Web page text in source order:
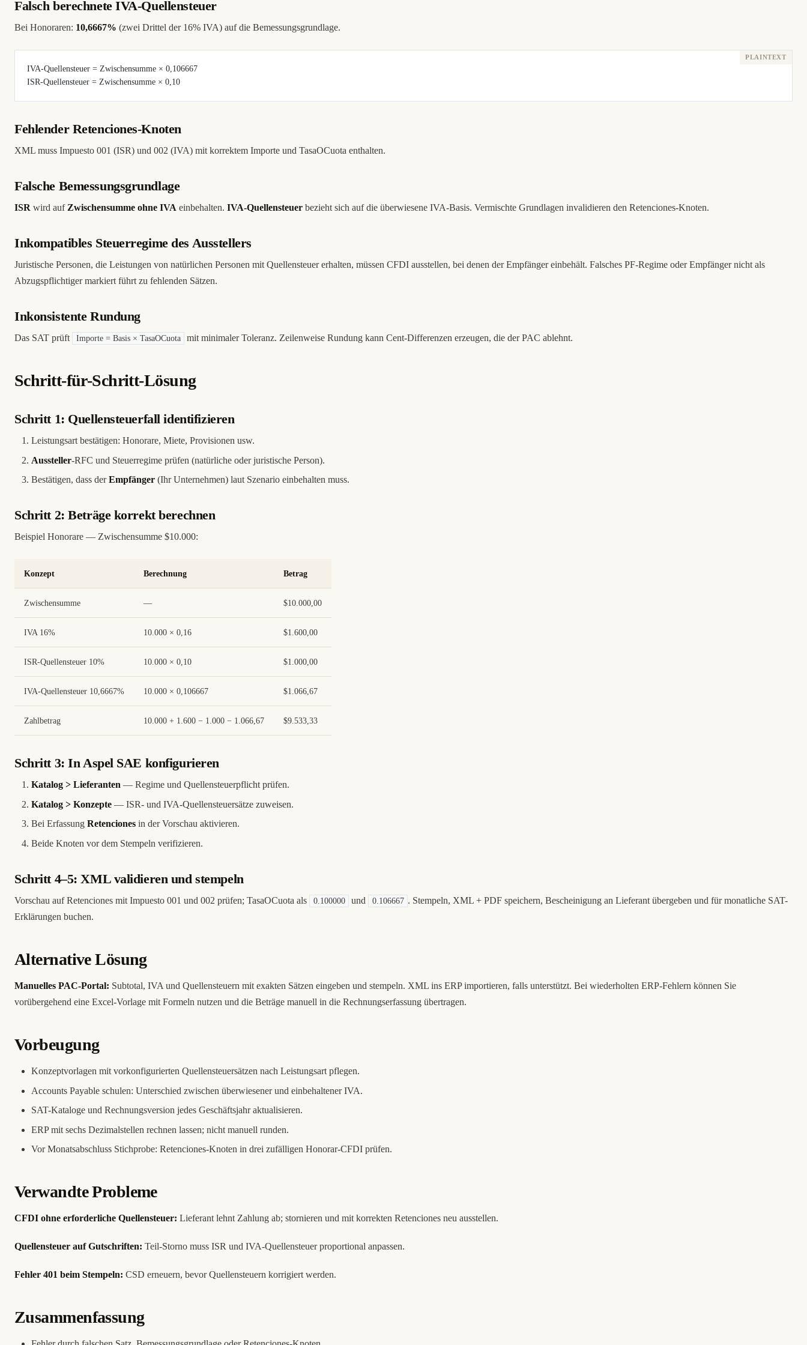
Falsch berechnete IVA-Quellensteuer
Bei Honoraren: 10,6667% (zwei Drittel der 16% IVA) auf die Bemessungsgrundlage.
IVA-Quellensteuer = Zwischensumme × 0,106667
ISR-Quellensteuer = Zwischensumme × 0,10
Fehlender Retenciones-Knoten
XML muss Impuesto 001 (ISR) und 002 (IVA) mit korrektem Importe und TasaOCuota enthalten.
Falsche Bemessungsgrundlage
ISR wird auf Zwischensumme ohne IVA einbehalten. IVA-Quellensteuer bezieht sich auf die überwiesene IVA-Basis. Vermischte Grundlagen invalidieren den Retenciones-Knoten.
Inkompatibles Steuerregime des Ausstellers
Juristische Personen, die Leistungen von natürlichen Personen mit Quellensteuer erhalten, müssen CFDI ausstellen, bei denen der Empfänger einbehält. Falsches PF-Regime oder Empfänger nicht als
Abzugspflichtiger markiert führt zu fehlenden Sätzen.
Inkonsistente Rundung
Das SAT prüft Importe = Basis × TasaOCuota mit minimaler Toleranz. Zeilenweise Rundung kann Cent-Differenzen erzeugen, die der PAC ablehnt.
Schritt-für-Schritt-Lösung
Schritt 1: Quellensteuerfall identifizieren
Leistungsart bestätigen: Honorare, Miete, Provisionen usw.
Aussteller-RFC und Steuerregime prüfen (natürliche oder juristische Person).
Bestätigen, dass derEmpfänger (Ihr Unternehmen) laut Szenario einbehalten muss.
Schritt 2: Beträge korrekt berechnen
Beispiel Honorare — Zwischensumme $10.000:
Konzept Berechnung Betrag
Zwischensumme — $10.000,00
IVA 16% 10.000 × 0,16 $1.600,00
ISR-Quellensteuer 10% 10.000 × 0,10 $1.000,00
IVA-Quellensteuer 10,6667% 10.000 × 0,106667 $1.066,67
Zahlbetrag 10.000 + 1.600 − 1.000 − 1.066,67 $9.533,33
Schritt 3: In Aspel SAE konfigurieren
Katalog > Lieferanten — Regime und Quellensteuerpflicht prüfen.
Katalog > Konzepte — ISR- und IVA-Quellensteuersätze zuweisen.
Bei Erfassung Retenciones in der Vorschau aktivieren.
Beide Knoten vor dem Stempeln verifizieren.
Schritt 4–5: XML validieren und stempeln
Vorschau auf Retenciones mit Impuesto 001 und 002 prüfen; TasaOCuota als 0.100000 und 0.106667 . Stempeln, XML + PDF speichern, Bescheinigung an Lieferant übergeben und für monatliche SAT-
Erklärungen buchen.
Alternative Lösung
Manuelles PAC-Portal: Subtotal, IVA und Quellensteuern mit exakten Sätzen eingeben und stempeln. XML ins ERP importieren, falls unterstützt. Bei wiederholten ERP-Fehlern können Sie
vorübergehend eine Excel-Vorlage mit Formeln nutzen und die Beträge manuell in die Rechnungserfassung übertragen.
Vorbeugung
Konzeptvorlagen mit vorkonfigurierten Quellensteuersätzen nach Leistungsart pflegen.
Accounts Payable schulen: Unterschied zwischen überwiesener und einbehaltener IVA.
SAT-Kataloge und Rechnungsversion jedes Geschäftsjahr aktualisieren.
ERP mit sechs Dezimalstellen rechnen lassen; nicht manuell runden.
Vor Monatsabschluss Stichprobe: Retenciones-Knoten in drei zufälligen Honorar-CFDI prüfen.
Verwandte Probleme
CFDI ohne erforderliche Quellensteuer: Lieferant lehnt Zahlung ab; stornieren und mit korrekten Retenciones neu ausstellen.
Quellensteuer auf Gutschriften: Teil-Storno muss ISR und IVA-Quellensteuer proportional anpassen.
Fehler 401 beim Stempeln: CSD erneuern, bevor Quellensteuern korrigiert werden.
Zusammenfassung